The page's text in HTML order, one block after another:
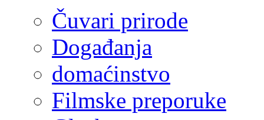
Čuvari prirode
Događanja
domaćinstvo
Filmske preporuke